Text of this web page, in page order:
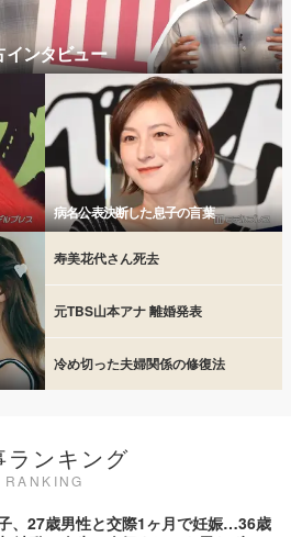
ンタビュー
病名公表決断した息子の言葉
寿美花代さん死去
元TBS山本アナ 離婚発表
冷め切った夫婦関係の修復法
ランキング
RANKING
、27歳男性と交際1ヶ月で妊娠…36歳